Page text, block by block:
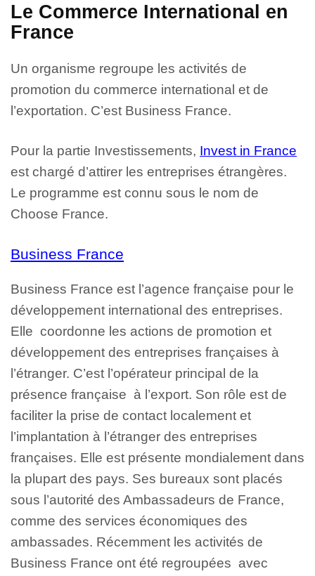
Le Commerce International en
France
Un organisme regroupe les activités de
promotion du commerce international et de
l’exportation. C’est Business France.
Pour la partie Investissements, Invest in France
est chargé d’attirer les entreprises étrangères.
Le programme est connu sous le nom de
Choose France.
Business France
Business France est l’agence française pour le
développement international des entreprises.
Elle coordonne les actions de promotion et
développement des entreprises françaises à
l’étranger. C’est l’opérateur principal de la
présence française à l’export. Son rôle est de
faciliter la prise de contact localement et
l’implantation à l’étranger des entreprises
françaises. Elle est présente mondialement dans
la plupart des pays. Ses bureaux sont placés
sous l’autorité des Ambassadeurs de France,
comme des services économiques des
ambassades. Récemment les activités de
Business France ont été regroupées avec